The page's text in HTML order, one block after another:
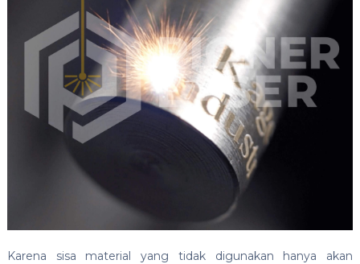
Karena sisa material yang tidak digunakan hanya akan